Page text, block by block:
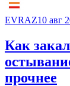
EVRAZ10 авг
Как
прочнее